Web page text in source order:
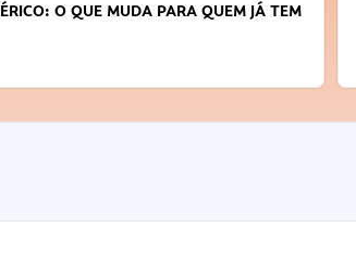
O QUE MUDA PARA QUEM JÁ TEM